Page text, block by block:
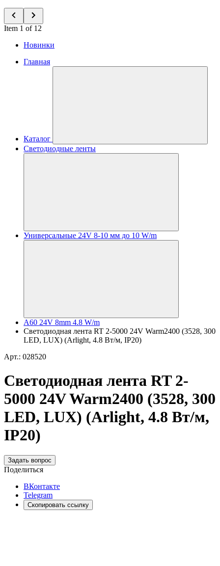
Item 1 of 12
Новинки
Главная
Каталог
Светодиодные ленты
Универсальные 24V 8-10 мм до 10 W/m
A60 24V 8mm 4.8 W/m
Светодиодная лента RT 2-5000 24V Warm2400 (3528, 300
LED, LUX) (Arlight, 4.8 Вт/м, IP20)
Арт.: 028520
Светодиодная лента RT 2-
5000 24V Warm2400 (3528, 300
LED, LUX) (Arlight, 4.8 Вт/м,
IP20)
Задать вопрос
Поделиться
ВКонтакте
Telegram
Скопировать ссылку